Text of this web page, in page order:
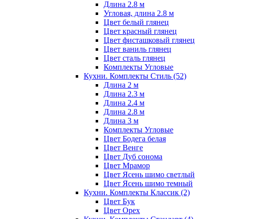
Длина 2.8 м
Угловая, длина 2.8 м
Цвет белый глянец
Цвет красный глянец
Цвет фисташковый глянец
Цвет ваниль глянец
Цвет сталь глянец
Комплекты Угловые
Кухни. Комплекты Стиль (52)
Длина 2 м
Длина 2.3 м
Длина 2.4 м
Длина 2.8 м
Длина 3 м
Комплекты Угловые
Цвет Бодега белая
Цвет Венге
Цвет Дуб сонома
Цвет Мрамор
Цвет Ясень шимо светлый
Цвет Ясень шимо темный
Кухни. Комплекты Классик (2)
Цвет Бук
Цвет Орех